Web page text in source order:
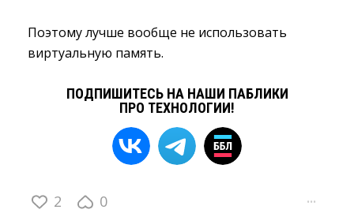
Поэтому лучше вообще не использовать
виртуальную память.
ПОДПИШИТЕСЬ НА НАШИ ПАБЛИКИ
ПРО ТЕХНОЛОГИИ!
2 0 ···